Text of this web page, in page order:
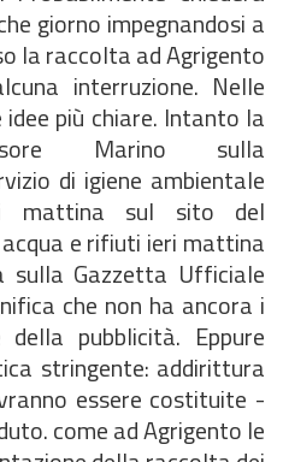
giorno impegnandosi a
la raccolta ad Agrigento
interruzione. Nelle
più chiare. Intanto la
Marino sulla
di igiene ambientale
mattina sul sito del
e rifiuti ieri mattina
Gazzetta Ufficiale
che non ha ancora i
pubblicità. Eppure
stringente: addirittura
essere costituite -
come ad Agrigento le